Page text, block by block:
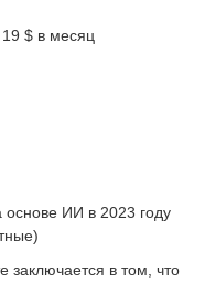
$ в месяц
заключается в том, что